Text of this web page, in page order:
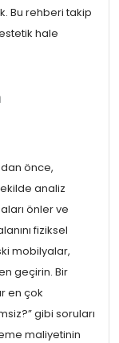
Bu rehberi takip
hale
önce,
analiz
önler ve
fiziksel
mobilyalar,
geçirin. Bir
en çok
gibi soruları
maliyetinin